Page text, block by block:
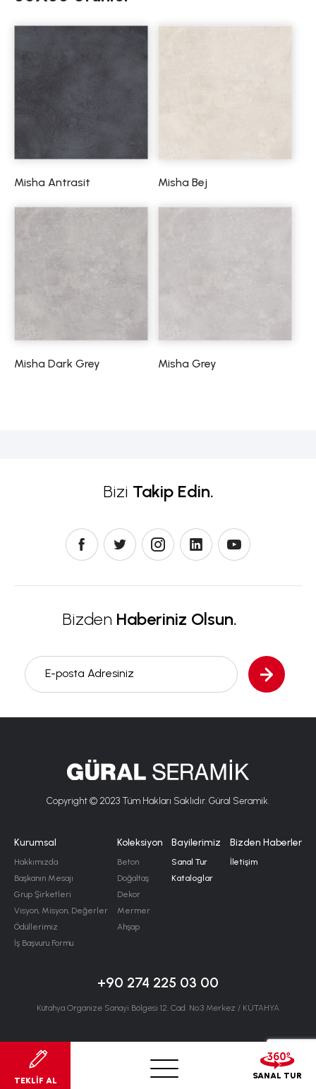
TEKLİF AL SANAL TUR
Misha Antrasit Misha Bej
Misha Dark Grey Misha Grey
Bizi Takip Edin.
Bizden Haberiniz Olsun.
E-posta Adresiniz
Copyright © 2023 Tüm Hakları Saklıdır. Güral Seramik.
Kurumsal
Hakkımızda
Başkanın Mesajı
Grup Şirketleri
Visyon, Misyon, Değerler
Ödüllerimiz
İş Başvuru Formu
Koleksiyon
Beton
Doğaltaş
Dekor
Mermer
Ahşap
Bayilerimiz
Sanal Tur
Kataloglar
Bizden Haberler
İletişim
+90 274 225 03 00
Kütahya Organize Sanayi Bölgesi 12. Cad. No:3 Merkez / KÜTAHYA